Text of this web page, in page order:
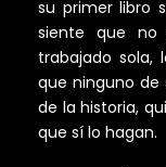
su primer libro
siente que no
trabajado sola,
que ninguno de
de la historia,
que sí lo hagan.